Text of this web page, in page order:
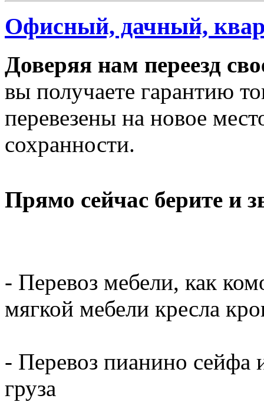
Офисный, дачный,
Доверяя нам переезд
вы получаете гарантию
перевезены на новое
сохранности.
Прямо сейчас берите и
- Перевоз мебели, как
мягкой мебели кресла
- Перевоз пианино сейфа
груза